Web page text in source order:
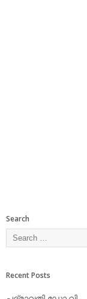
Search
Recent Posts